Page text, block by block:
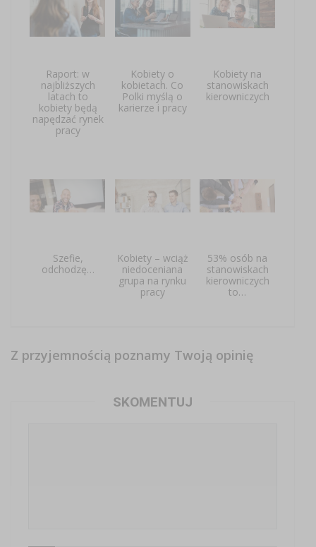
Raport: w
najbliższych
latach to
kobiety będą
napędzać rynek
pracy
Kobiety o
kobietach. Co
Polki myślą o
karierze i pracy
Kobiety na
stanowiskach
kierowniczych
Szefie,
odchodzę…
Kobiety – wciąż
niedoceniana
grupa na rynku
pracy
53% osób na
stanowiskach
kierowniczych
to…
Z przyjemnością poznamy Twoją opinię
SKOMENTUJ